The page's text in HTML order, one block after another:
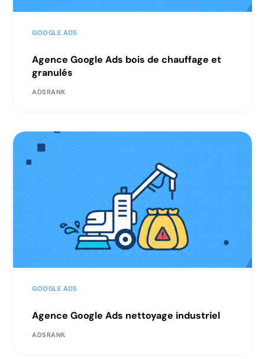
GOOGLE ADS
Agence Google Ads bois de chauffage et
granulés
ADSRANK
GOOGLE ADS
Agence Google Ads nettoyage industriel
ADSRANK